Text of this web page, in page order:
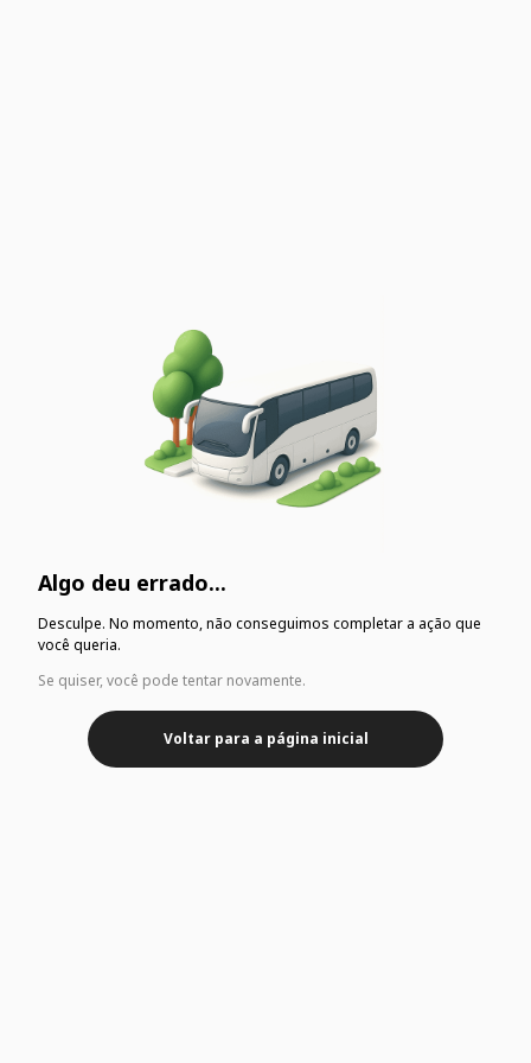
Algo deu errado...
Desculpe. No momento, não conseguimos completar a ação que
você queria.
Se quiser, você pode tentar novamente.
Voltar para a página inicial